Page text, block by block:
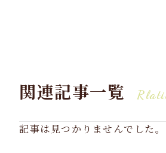
関連記事一覧
記事は見つかりませんでした。